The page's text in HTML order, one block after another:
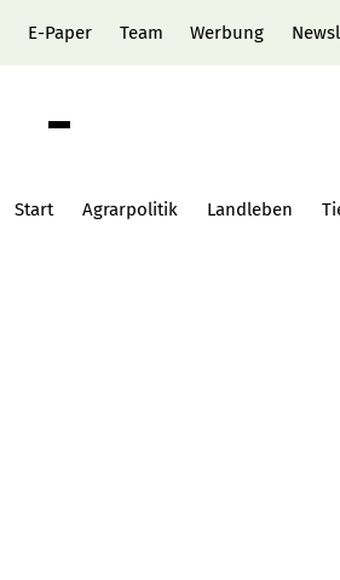
E-Paper Team Werbung
Start Agrarpolitik Landleben